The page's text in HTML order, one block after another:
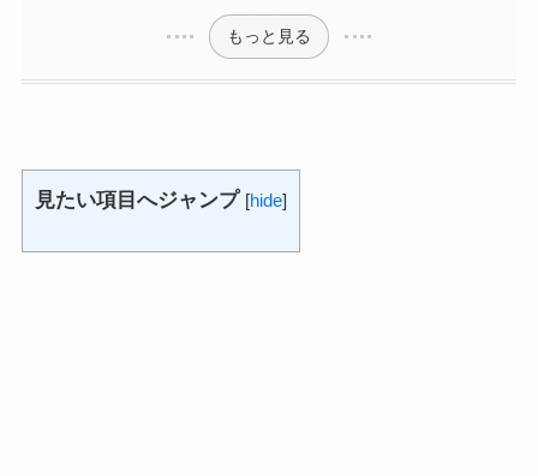
もっと見る
見たい項目へジャンプ [hide]